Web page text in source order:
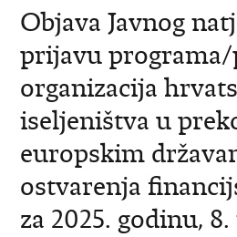
Objava Javnog
prijavu
organizacija
iseljeništva u
europskim
ostvarenja
za 2025. godinu,